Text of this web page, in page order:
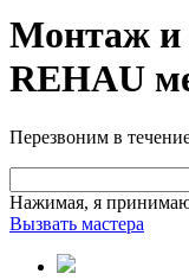
Монтаж и
REHAU
Перезвоним в
Нажимая, я
Вызвать мастера